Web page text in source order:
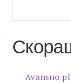
Avansno